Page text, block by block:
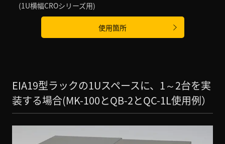
(1U横幅CROシリーズ用)
使用箇所
EIA19型ラックの1Uスペースに、1～2台を実
装する場合(MK-100とQB-2とQC-1L使用例）